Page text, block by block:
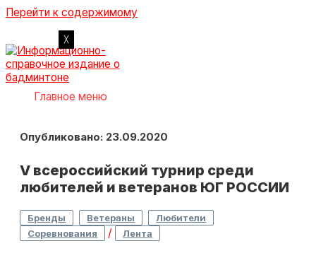
Перейти к содержимому
Главное меню
Опубликовано: 23.09.2020
V всероссийский турнир среди
любителей и ветеранов ЮГ РОССИИ
Бренды Ветераны Любители
Соревнования / Лента